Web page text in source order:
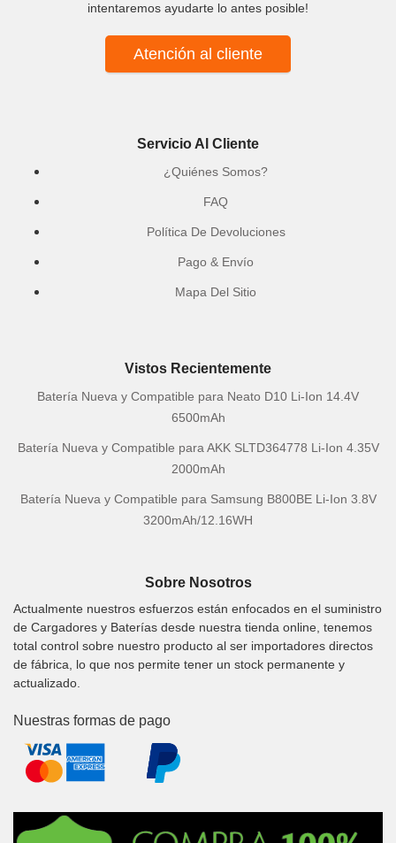
intentaremos ayudarte lo antes posible!
Atención al cliente
Servicio Al Cliente
¿Quiénes Somos?
FAQ
Política De Devoluciones
Pago & Envío
Mapa Del Sitio
Vistos Recientemente
Batería Nueva y Compatible para Neato D10 Li-Ion 14.4V
6500mAh
Batería Nueva y Compatible para AKK SLTD364778 Li-Ion 4.35V
2000mAh
Batería Nueva y Compatible para Samsung B800BE Li-Ion 3.8V
3200mAh/12.16WH
Sobre Nosotros
Actualmente nuestros esfuerzos están enfocados en el suministro
de Cargadores y Baterías desde nuestra tienda online, tenemos
total control sobre nuestro producto al ser importadores directos
de fábrica, lo que nos permite tener un stock permanente y
actualizado.
Nuestras formas de pago